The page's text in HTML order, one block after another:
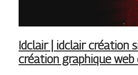
Idclair | idclair création
création graphique